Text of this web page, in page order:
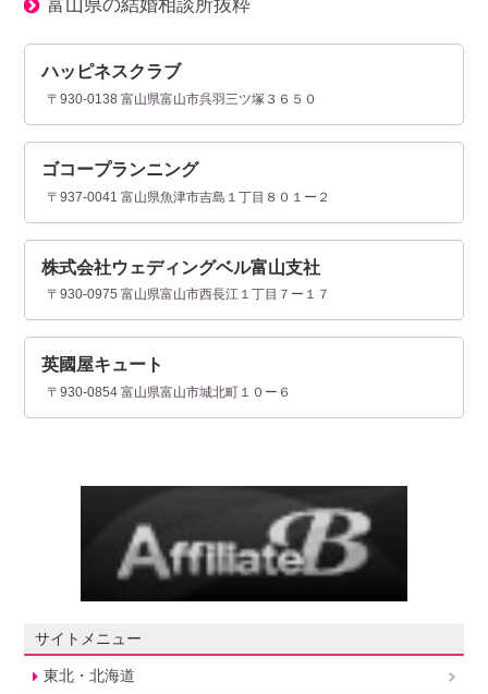
富山県の結婚相談所抜粋
ハッピネスクラブ
〒930-0138 富山県富山市呉羽三ツ塚３６５０
ゴコープランニング
〒937-0041 富山県魚津市吉島１丁目８０１ー２
株式会社ウェディングベル富山支社
〒930-0975 富山県富山市西長江１丁目７ー１７
英國屋キュート
〒930-0854 富山県富山市城北町１０ー６
サイトメニュー
東北・北海道